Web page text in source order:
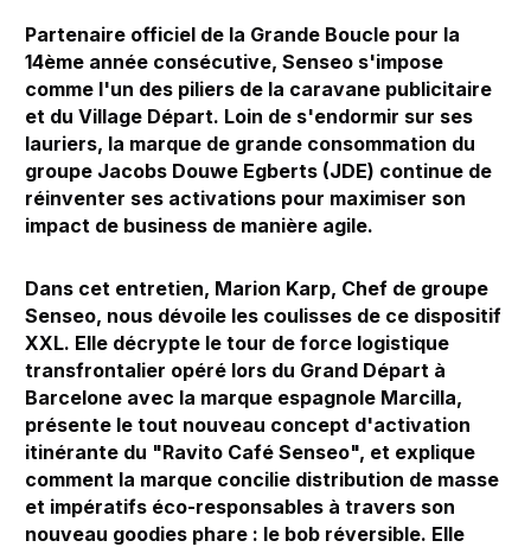
Partenaire officiel de la Grande Boucle pour la
14ème année consécutive, Senseo s'impose
comme l'un des piliers de la caravane publicitaire
et du Village Départ. Loin de s'endormir sur ses
lauriers, la marque de grande consommation du
groupe Jacobs Douwe Egberts (JDE) continue de
réinventer ses activations pour maximiser son
impact de business de manière agile.
Dans cet entretien, Marion Karp, Chef de groupe
Senseo, nous dévoile les coulisses de ce dispositif
XXL. Elle décrypte le tour de force logistique
transfrontalier opéré lors du Grand Départ à
Barcelone avec la marque espagnole Marcilla,
présente le tout nouveau concept d'activation
itinérante du "Ravito Café Senseo", et explique
comment la marque concilie distribution de masse
et impératifs éco-responsables à travers son
nouveau goodies phare : le bob réversible. Elle